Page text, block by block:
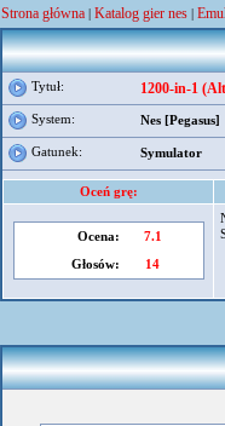
Strona główna | Katalog gier nes |
Tytuł: 1200-in-1
System: Nes [Pegasus]
Gatunek: Symulator
Oceń grę:
Ocena:
7.1
Głosów:
14